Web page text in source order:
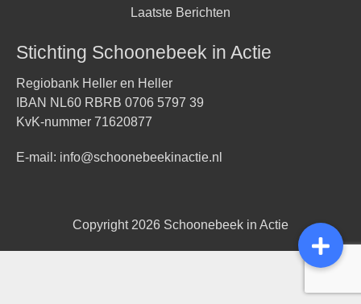
Laatste Berichten
Stichting Schoonebeek in Actie
Regiobank Heller en Heller
IBAN NL60 RBRB 0706 5797 39
KvK-nummer 71620877
E-mail: info@schoonebeekinactie.nl
Copyright 2026 Schoonebeek in Actie